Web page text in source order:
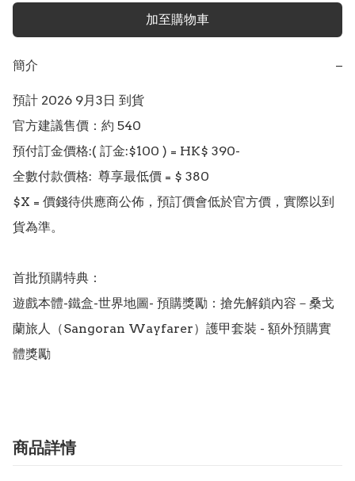
加至購物車
簡介 −
預計 2026 9月3日 到貨
官方建議售價：約 540
預付訂金價格:( 訂金:$100 ) = HK$ 390-
全數付款價格:  尊享最低價 = $ 380
$X = 價錢待供應商公佈，預訂價會低於官方價，實際以到
貨為準。
首批預購特典：
遊戲本體-鐵盒-世界地圖- 預購獎勵：搶先解鎖內容－桑戈
蘭旅人（Sangoran Wayfarer）護甲套裝 - 額外預購實
體獎勵
商品詳情